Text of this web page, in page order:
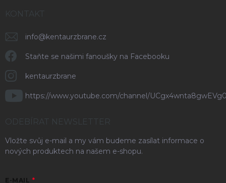
KONTAKT
info@kentaurzbrane.cz
Staňte se našimi fanoušky na Facebooku
kentaurzbrane
https://www.youtube.com/channel/
ODEBÍRAT NEWSLETTER
Vložte svůj e-mail a my vám budeme zasílat informace o
nových produktech na našem e-shopu.
E-MAIL